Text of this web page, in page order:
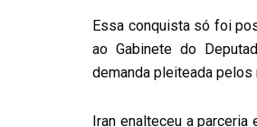
Essa conquista só foi
ao Gabinete do
demanda pleiteada
Iran enalteceu a